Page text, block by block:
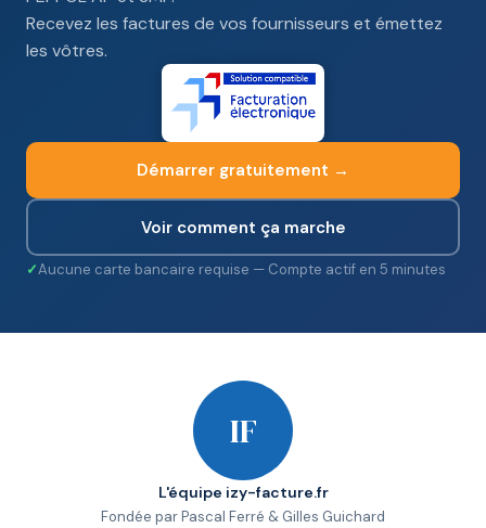
Recevez les factures de vos fournisseurs et émettez
les vôtres.
Démarrer gratuitement →
Voir comment ça marche
Aucune carte bancaire requise — Compte actif en 5 minutes
IF
L'équipe izy-facture.fr
Fondée par Pascal Ferré & Gilles Guichard